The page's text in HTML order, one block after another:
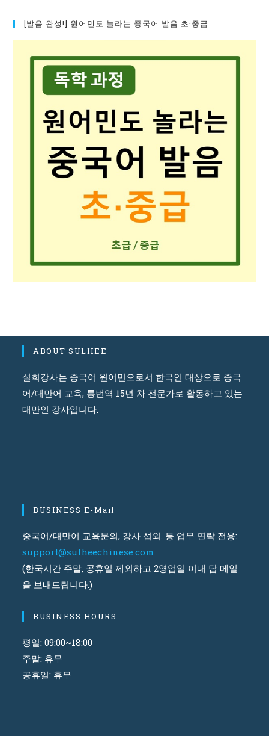
[발음 완성!] 원어민도 놀라는 중국어 발음 초·중급
ABOUT SULHEE
설희강사는 중국어 원어민으로서 한국인 대상으로 중국
어/대만어 교육, 통번역 15년 차 전문가로 활동하고 있는
대만인 강사입니다.
BUSINESS E-Mail
중국어/대만어 교육문의, 강사 섭외. 등 업무 연락 전용:
support@sulheechinese.com
(한국시간 주말, 공휴일 제외하고 2영업일 이내 답 메일
을 보내드립니다.)
BUSINESS HOURS
평일: 09:00~18:00
주말: 휴무
공휴일: 휴무